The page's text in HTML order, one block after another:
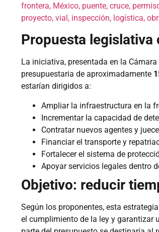
frontera, México, puente, cruce,
proyecto, vial, inspección, logística,
Propuesta
La iniciativa, presentada en la
presupuestaria de aproximadamente
estarían dirigidos a:
Ampliar la infraestructura en la
Incrementar la capacidad de
Contratar nuevos agentes y
Financiar el transporte y
Fortalecer el sistema de
Apoyar servicios legales dentro
Objetivo: reducir
Según los proponentes, esta
el cumplimiento de la ley y garantizar